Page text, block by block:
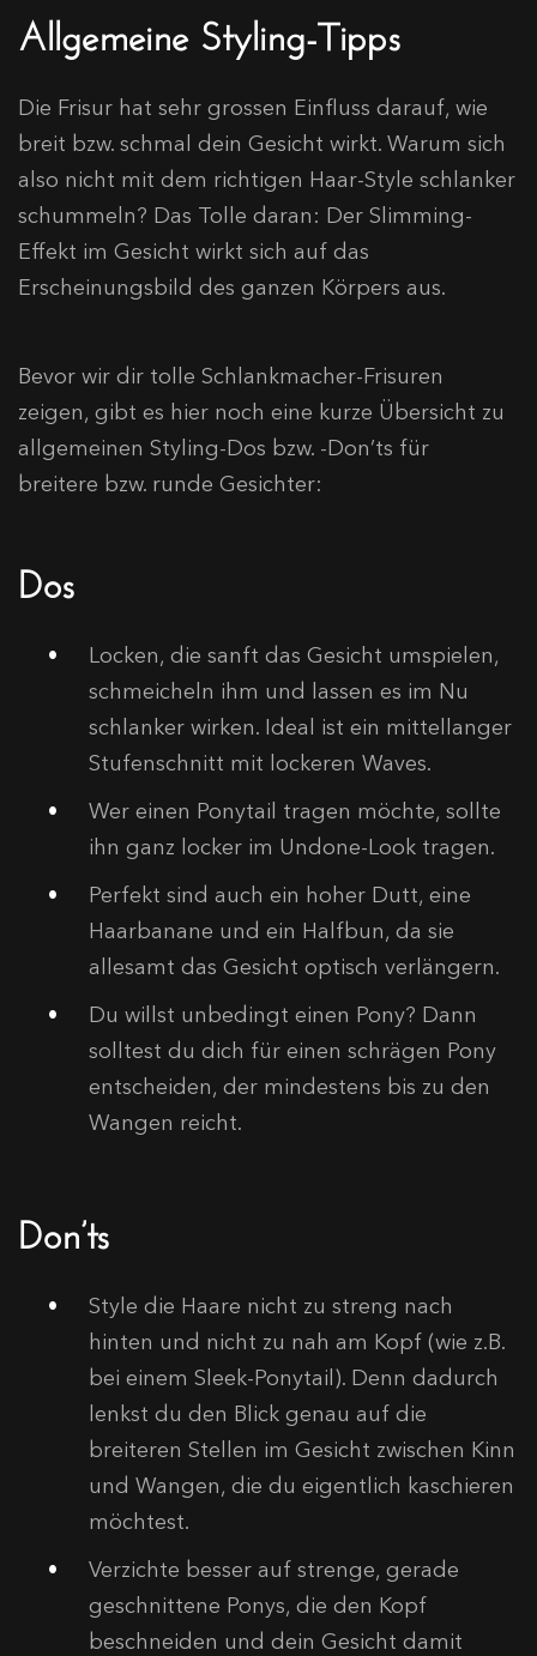
Allgemeine Styling-Tipps
Die Frisur hat sehr grossen Einfluss darauf, wie
breit bzw. schmal dein Gesicht wirkt. Warum sich
also nicht mit dem richtigen Haar-Style schlanker
schummeln? Das Tolle daran: Der Slimming-
Effekt im Gesicht wirkt sich auf das
Erscheinungsbild des ganzen Körpers aus.
Bevor wir dir tolle Schlankmacher-Frisuren
zeigen, gibt es hier noch eine kurze Übersicht zu
allgemeinen Styling-Dos bzw. -Don’ts für
breitere bzw. runde Gesichter:
Dos
Locken, die sanft das Gesicht umspielen,
schmeicheln ihm und lassen es im Nu
schlanker wirken. Ideal ist ein mittellanger
Stufenschnitt mit lockeren Waves.
Wer einen Ponytail tragen möchte, sollte
ihn ganz locker im Undone-Look tragen.
Perfekt sind auch ein hoher Dutt, eine
Haarbanane und ein Halfbun, da sie
allesamt das Gesicht optisch verlängern.
Du willst unbedingt einen Pony? Dann
solltest du dich für einen schrägen Pony
entscheiden, der mindestens bis zu den
Wangen reicht.
Don’ts
Style die Haare nicht zu streng nach
hinten und nicht zu nah am Kopf (wie z.B.
bei einem Sleek-Ponytail). Denn dadurch
lenkst du den Blick genau auf die
breiteren Stellen im Gesicht zwischen Kinn
und Wangen, die du eigentlich kaschieren
möchtest.
Verzichte besser auf strenge, gerade
geschnittene Ponys, die den Kopf
beschneiden und dein Gesicht damit